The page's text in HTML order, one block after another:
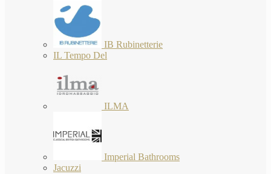
IB Rubinetterie
IL Tempo Del
ILMA
Imperial Bathrooms
Jacuzzi